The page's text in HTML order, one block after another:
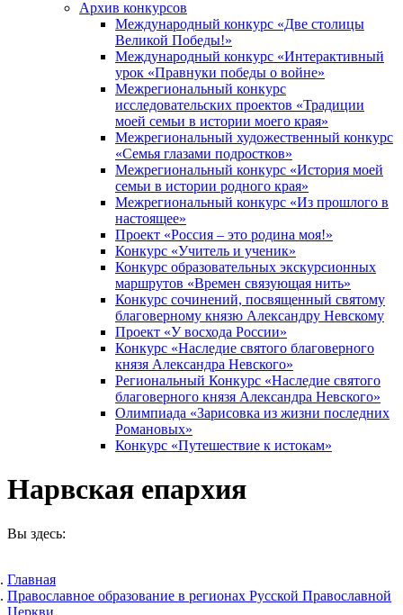
Архив конкурсов
Международный конкурс «Две столицы
Великой Победы!»
Международный конкурс «Интерактивный
урок «Правнуки победы о войне»
Межрегиональный конкурс
исследовательских проектов «Традиции
моей семьи в истории моего края»
Межрегиональный художественный конкурс
«Семья глазами подростков»
Межрегиональный конкурс «История моей
семьи в истории родного края»
Межрегиональный конкурс «Из прошлого в
настоящее»
Проект «Россия – это родина моя!»
Конкурс «Учитель и ученик»
Конкурс образовательных экскурсионных
маршрутов «Времен связующая нить»
Конкурс сочинений, посвященный святому
благоверному князю Александру Невскому
Проект «У восхода России»
Конкурс «Наследие святого благоверного
князя Александра Невского»
Региональный Конкурс «Наследие святого
благоверного князя Александра Невского»
Олимпиада «Зарисовка из жизни последних
Романовых»
Конкурс «Путешествие к истокам»
Нарвская епархия
Вы здесь:
Главная
Православное образование в регионах Русской Православной
Церкви